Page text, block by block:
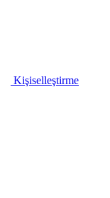
Kişiselleştirme